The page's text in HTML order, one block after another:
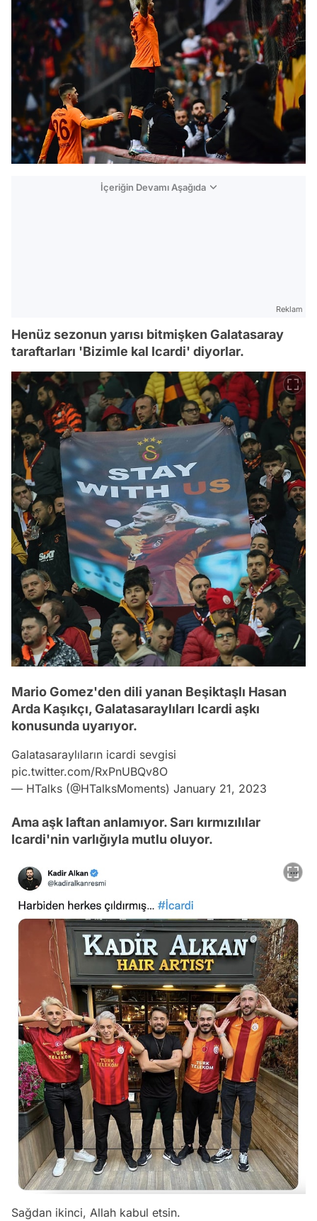
İçeriğin Devamı Aşağıda
Reklam
Henüz sezonun yarısı bitmişken Galatasaray
taraftarları 'Bizimle kal Icardi' diyorlar.
Mario Gomez'den dili yanan Beşiktaşlı Hasan
Arda Kaşıkçı, Galatasaraylıları Icardi aşkı
konusunda uyarıyor.
Galatasaraylıların icardi sevgisi
pic.twitter.com/RxPnUBQv8O
— HTalks (@HTalksMoments) January 21, 2023
Ama aşk laftan anlamıyor. Sarı kırmızılılar
Icardi'nin varlığıyla mutlu oluyor.
Sağdan ikinci, Allah kabul etsin.